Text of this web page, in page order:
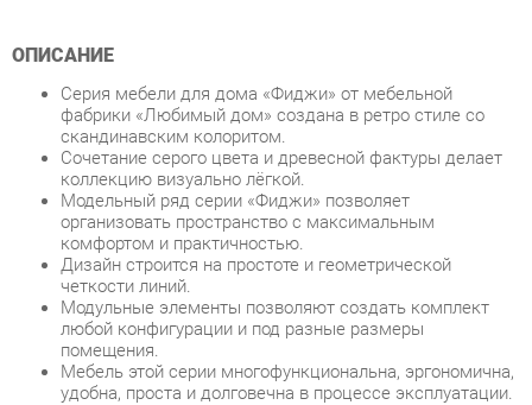
фабрики «Любимый дом» создана в ретро стиле со
скандинавским колоритом.
Сочетание серого цвета и древесной фактуры делает
коллекцию визуально лёгкой.
Модельный ряд серии «Фиджи» позволяет
организовать пространство с максимальным
комфортом и практичностью.
Дизайн строится на простоте и геометрической
четкости линий.
Модульные элементы позволяют создать комплект
любой конфигурации и под разные размеры
помещения.
Мебель этой серии многофункциональна, эргономична,
удобна, проста и долговечна в процессе эксплуатации.
Элегантная простота форм и функциональность
коллекции «Фиджи» представляют широкие
возможности для построения современного и удобного
интерьера комнаты.